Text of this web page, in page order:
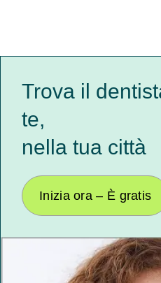
Trova il
te,
nella tua città
Inizia ora – È gratis